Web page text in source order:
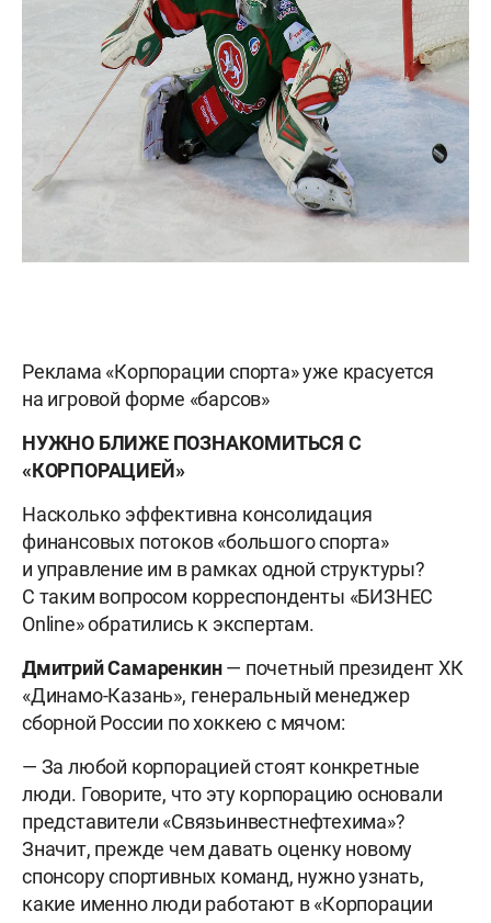
Реклама «Корпорации спорта» уже красуется
на игровой форме «барсов»
НУЖНО БЛИЖЕ ПОЗНАКОМИТЬСЯ С
«КОРПОРАЦИЕЙ»
Насколько эффективна консолидация
финансовых потоков «большого спорта»
и управление им в рамках одной структуры?
С таким вопросом корреспонденты «БИЗНЕС
Online» обратились к экспертам.
Дмитрий Самаренкин— почетный президент ХК
«Динамо-Казань», генеральный менеджер
сборной России по хоккею с мячом:
— За любой корпорацией стоят конкретные
люди. Говорите, что эту корпорацию основали
представители «Связьинвестнефтехима»?
Значит, прежде чем давать оценку новому
спонсору спортивных команд, нужно узнать,
какие именно люди работают в «Корпорации